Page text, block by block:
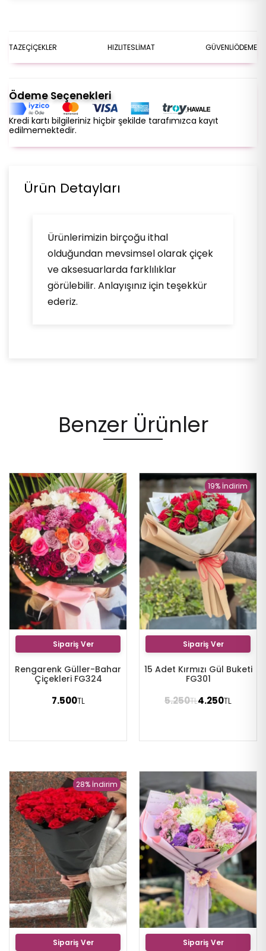
TAZEÇİÇEKLER HIZLITESLİMAT GÜVENLİÖDEME
Ödeme Seçenekleri
Kredi kartı bilgileriniz hiçbir şekilde tarafımızca kayıt
edilmemektedir.
Ürün Detayları
Ürünlerimizin birçoğu ithal
olduğundan mevsimsel olarak çiçek
ve aksesuarlarda farklılıklar
görülebilir. Anlayışınız için teşekkür
ederiz.
Benzer Ürünler
Sipariş Ver
Rengarenk Güller-Bahar
Çiçekleri FG324
7.500TL
19% İndirim
Sipariş Ver
15 Adet Kırmızı Gül Buketi
FG301
5.250TL4.250TL
28% İndirim
Sipariş Ver Sipariş Ver